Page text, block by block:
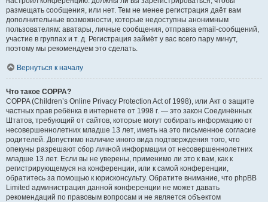
размещать сообщения, или нет. Тем не менее регистрация даёт вам
дополнительные возможности, которые недоступны анонимным
пользователям: аватары, личные сообщения, отправка email-сообщений,
участие в группах и т. д. Регистрация займёт у вас всего пару минут,
поэтому мы рекомендуем это сделать.
Вернуться к началу
Что такое COPPA?
COPPA (Children’s Online Privacy Protection Act of 1998), или Акт о защите
частных прав ребёнка в интернете от 1998 г. — это закон Соединённых
Штатов, требующий от сайтов, которые могут собирать информацию от
несовершеннолетних младше 13 лет, иметь на это письменное согласие
родителей. Допустимо наличие иного вида подтверждения того, что
опекуны разрешают сбор личной информации от несовершеннолетних
младше 13 лет. Если вы не уверены, применимо ли это к вам, как к
регистрирующемуся на конференции, или к самой конференции,
обратитесь за помощью к юрисконсульту. Обратите внимание, что phpBB
Limited администрация данной конференции не может давать
рекомендаций по правовым вопросам и не является объектом